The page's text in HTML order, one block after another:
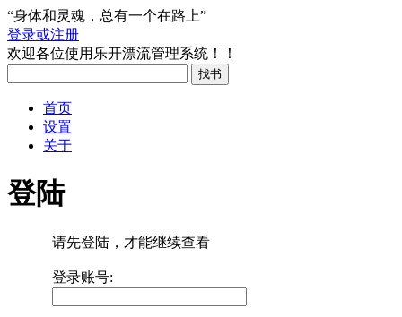
“身体和灵魂，总有一个在路上”
登录或注册
欢迎各位使用乐开漂流管理系统！！
首页
设置
关于
登陆
请先登陆，才能继续查看
登录账号: